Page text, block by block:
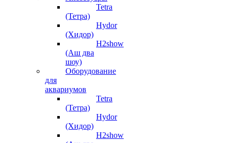
Tetra
(Тетра)
Hydor
(Хидор)
H2show
(Аш два
шоу)
Оборудование
для
аквариумов
Tetra
(Тетра)
Hydor
(Хидор)
H2show